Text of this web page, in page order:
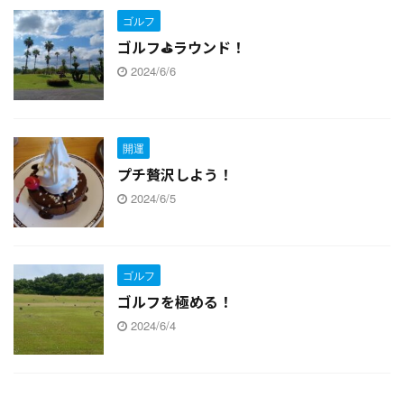
ゴルフ
ゴルフ⛳ラウンド！
2024/6/6
開運
プチ贅沢しよう！
2024/6/5
ゴルフ
ゴルフを極める！
2024/6/4